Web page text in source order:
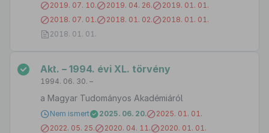
2019. 07. 10.
2019. 04. 26.
2019. 01. 01.
2018. 07. 01.
2018. 01. 02.
2018. 01. 01.
2018. 01. 01.
Akt. – 1994. évi XL. törvény
1994. 06. 30. –
a Magyar Tudományos Akadémiáról
Nem ismert 2025. 06. 20.
2025. 01. 01.
2022. 05. 25.
2020. 04. 11.
2020. 01. 01.